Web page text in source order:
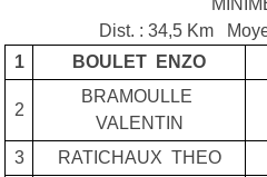
Dist. : 34,5 Km
1
BOULET ENZO
2
BRAMOULLE
VALENTIN
3 RATICHAUX THEO